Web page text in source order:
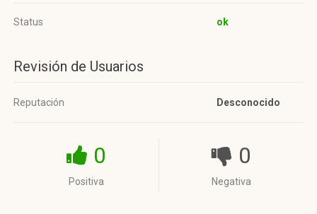
Status ok
Revisión de Usuarios
Reputación Desconocido
0
Positiva
0
Negativa